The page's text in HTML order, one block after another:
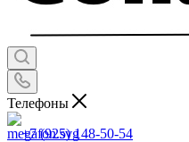
Телефоны
+7 (925) 148-50-54